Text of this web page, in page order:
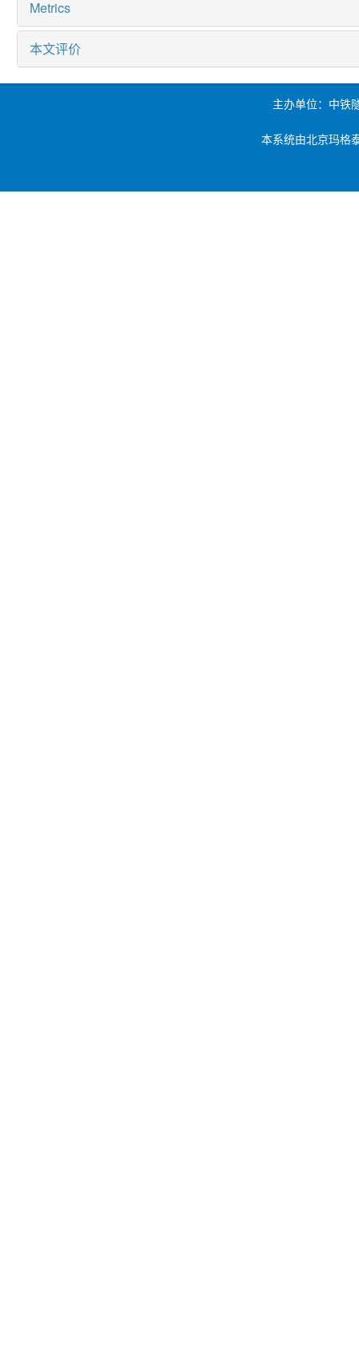
Metrics
本文评价
主办单位：中铁
本系统由北京玛格